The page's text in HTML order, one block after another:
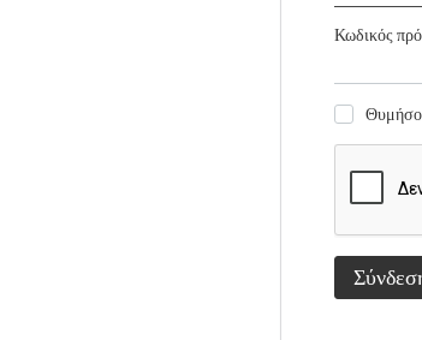
Κωδικός